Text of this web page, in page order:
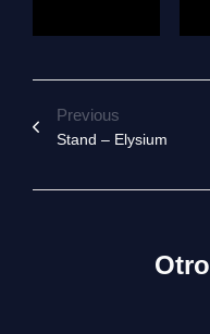
Previous
Stand – Elysium